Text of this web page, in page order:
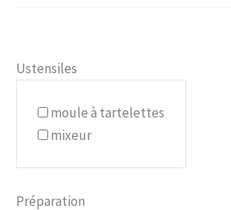
Ustensiles
moule à tartelettes
mixeur
Préparation